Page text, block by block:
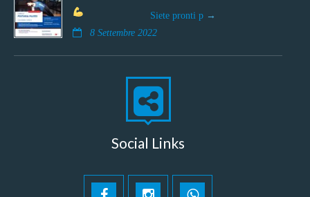
Siete pronti p
8 Settembre 2022
Social Links